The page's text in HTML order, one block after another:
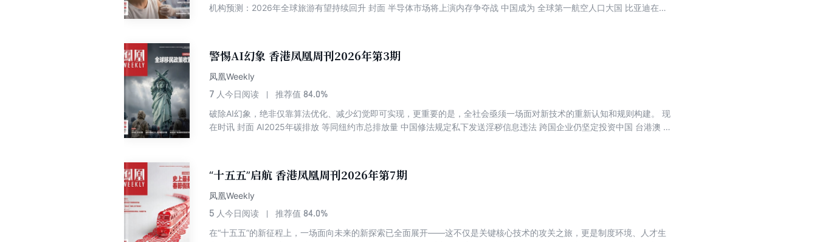
机构预测：2026年全球旅游有望持续回升 封面 半导体市场将上演内存争夺战 中国成为 全球第一航空人口大国 比亚迪在德
成良性循环 全球观察 娱乐公司争相开发迷你主题公园 欧元区经济2026年面临多重挑战 科技 拉斯维加斯上演人形机器人格
斗赛 “日本版星链”提上日程 环境 专家警告：全球变暖加剧海浪威力 环境变化影响格陵兰岛北极熊基因 阅读 盘点2026年值
得期待的新书 军情 丹麦提级防卫格陵兰岛效果几何？ 巴基斯坦与沙特商讨“战机换贷款” 探索 2026年值得关注的科学发展
健康 无需依赖减肥就可改善健康的方法 封面故事 上台一周年，特朗普重塑美国 “唐罗主义”之下， 特朗普如何搅动世界 中美
互动进入新阶段 中国 华北平原9个村庄的取暖账本 五星级酒店的“盲盒”生意 荒野求生比赛“破圈”之后 世界 李在明开年访
华，成果“超出预期” “古德之死”掀起全美抗议浪潮 拒不认罪后，马杜罗与美方开启博弈 经济 收获第100万台车后，李斌决定
从黄易到古天乐 真实还原屠格涅夫思想和生活时代
警惕AI幻象 香港凤凰周刊2026年第3期
凤凰Weekly
7 人今日阅读 推荐值 84.0%
破除AI幻象，绝非仅靠算法优化、减少幻觉即可实现，更重要的是，全社会亟须一场面对新技术的重新认知和规则构建。 现
在时讯 封面 AI2025年碳排放 等同纽约市总排放量 中国修法规定私下发送淫秽信息违法 跨国企业仍坚定投资中国 台港澳 台
寒加剧加沙人道主义危机 未来货币模式争夺战已打响 环境 福岛核事故15年后， 日本重启世界最大核电站 中国引领清洁燃料
商业化进程 绿色发展体现中国责任担当 为降低污染，黄山市推出碳积分机制 阅读 为何没能阻止希特勒上台？ 西班牙女性
500年写作史 军情 微型核反应堆将成未来战争关键 高市政府“无节制扩张”军售遭批 探索 科学家开发盐粒大小机器人 蓝色起
源公司首次将轮椅使用者送入太空 人物 “AI建筑师”当选《时代》年度人物 健康 研究：高脂奶酪与痴呆风险降低有关 为什么
年纪越大醒得越早？ 卷首语 “保交楼房票”表明治理也需多元化 中国半导体展望,自主供应链日趋完善 封面故事 警惕AI幻象
“十五五”启航 香港凤凰周刊2026年第7期
凤凰Weekly
5 人今日阅读 推荐值 84.0%
在“十五五”的新征程上，一场面向未来的新探索已全面展开——这不仅是关键核心技术的攻关之旅，更是制度环境、人才生